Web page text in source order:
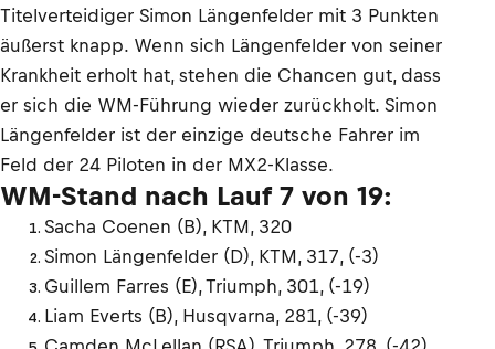
Titelverteidiger Simon Längenfelder mit 3 Punkten
äußerst knapp. Wenn sich Längenfelder von seiner
Krankheit erholt hat, stehen die Chancen gut, dass
er sich die WM-Führung wieder zurückholt. Simon
Längenfelder ist der einzige deutsche Fahrer im
Feld der 24 Piloten in der MX2-Klasse.
WM-Stand nach Lauf 7 von 19:
Sacha Coenen (B), KTM, 320
Simon Längenfelder (D), KTM, 317, (-3)
Guillem Farres (E), Triumph, 301, (-19)
Liam Everts (B), Husqvarna, 281, (-39)